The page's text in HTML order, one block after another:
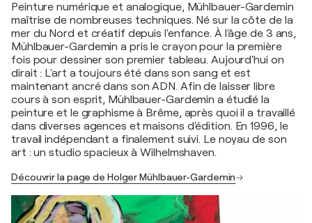
Peinture numérique et analogique, Mühlbauer-Gardemin
maîtrise de nombreuses techniques. Né sur la côte de la
mer du Nord et créatif depuis l'enfance. À l'âge de 3 ans,
Mühlbauer-Gardemin a pris le crayon pour la première
fois pour dessiner son premier tableau. Aujourd'hui on
dirait : L'art a toujours été dans son sang et est
maintenant ancré dans son ADN. Afin de laisser libre
cours à son esprit, Mühlbauer-Gardemin a étudié la
peinture et le graphisme à Brême, après quoi il a travaillé
dans diverses agences et maisons d'édition. En 1996, le
travail indépendant a finalement suivi. Le noyau de son
art : un studio spacieux à Wilhelmshaven.
Découvrir la page de Holger Mühlbauer-Gardemin